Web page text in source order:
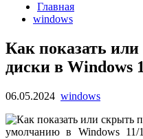
Главная
windows
Как показать
диски в Windows
06.05.2024 windows
умолчанию в Windows